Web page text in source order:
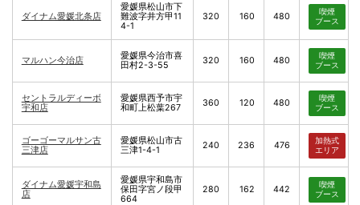
ダイナム愛媛北条店
愛媛県松山市下
難波字井方甲11
4-1
320 160 480
喫煙
ブース
マルハン今治店
愛媛県今治市喜
田村2-3-55
320 160 480
喫煙
ブース
セントラルディーボ
宇和店
愛媛県西予市宇
和町上松葉267
360 120 480
喫煙
ブース
ゴーゴーマルサン古
三津店
愛媛県松山市古
三津1-4-1
240 236 476
加熱式
エリア
ダイナム愛媛宇和島
店
愛媛県宇和島市
保田字宮ノ段甲
664
280 162 442
喫煙
ブース